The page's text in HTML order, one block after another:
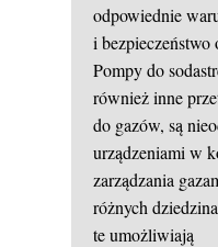
odpowiednie
i bezpieczeństwo
Pompy do
również inne
do gazów, są
urządzeniami w
zarządzania
różnych
te umożliwiają